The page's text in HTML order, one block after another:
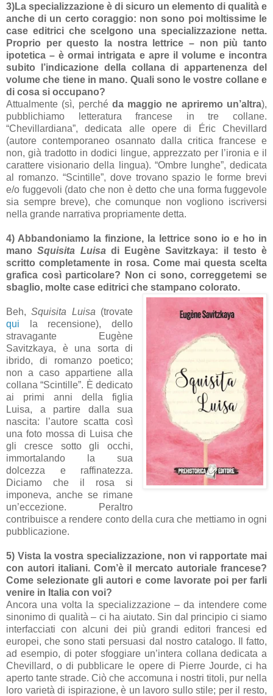
3)La specializzazione è di sicuro un elemento di qualità e
anche di un certo coraggio: non sono poi moltissime le
case editrici che scelgono una specializzazione netta.
Proprio per questo la nostra lettrice – non più tanto
ipotetica – è ormai intrigata e apre il volume e incontra
subito l’indicazione della collana di appartenenza del
volume che tiene in mano. Quali sono le vostre collane e
di cosa si occupano?
Attualmente (sì, perché da maggio ne apriremo un’altra),
pubblichiamo letteratura francese in tre collane.
“Chevillardiana”, dedicata alle opere di Éric Chevillard
(autore contemporaneo osannato dalla critica francese e
non, già tradotto in dodici lingue, apprezzato per l’ironia e il
carattere visionario della lingua). “Ombre lunghe”, dedicata
al romanzo. “Scintille”, dove trovano spazio le forme brevi
e/o fuggevoli (dato che non è detto che una forma fuggevole
sia sempre breve), che comunque non vogliono iscriversi
nella grande narrativa propriamente detta.
4) Abbandoniamo la finzione, la lettrice sono io e ho in
manoSquisita Luisa di Eugène Savitzkaya: il testo è
scritto completamente in rosa. Come mai questa scelta
grafica così particolare? Non ci sono, correggetemi se
sbaglio, molte case editrici che stampano colorato.
Beh,Squisita Luisa (trovate
qui la recensione), dello
stravagante Eugène
Savitzkaya, è una sorta di
ibrido, di romanzo poetico;
non a caso appartiene alla
collana “Scintille”. È dedicato
ai primi anni della figlia
Luisa, a partire dalla sua
nascita: l’autore scatta così
una foto mossa di Luisa che
gli cresce sotto gli occhi,
immortalando la sua
dolcezza e raffinatezza.
Diciamo che il rosa si
imponeva, anche se rimane
un’eccezione. Peraltro
contribuisce a rendere conto della cura che mettiamo in ogni
pubblicazione.
5) Vista la vostra specializzazione, non vi rapportate mai
con autori italiani. Com’è il mercato autoriale francese?
Come selezionate gli autori e come lavorate poi per farli
venire in Italia con voi?
Ancora una volta la specializzazione – da intendere come
sinonimo di qualità – ci ha aiutato. Sin dal principio ci siamo
interfacciati con alcuni dei più grandi editori francesi ed
europei, che sono stati persuasi dal nostro catalogo. Il fatto,
ad esempio, di poter sfoggiare un’intera collana dedicata a
Chevillard, o di pubblicare le opere di Pierre Jourde, ci ha
aperto tante strade. Ciò che accomuna i nostri titoli, pur nella
loro varietà di ispirazione, è un lavoro sullo stile; per il resto,